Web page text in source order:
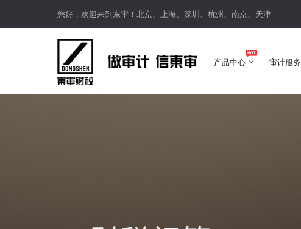
您好，欢迎来到东审！北京、上海、深圳、杭州、南京、天津
产品中心
产品中心
审计服务
审计服务